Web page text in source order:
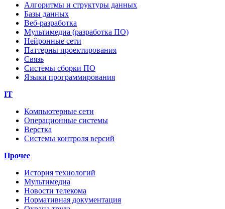
Алгоритмы и структуры данных
Базы данных
Веб-разработка
Мультимедиа (разработка ПО)
Нейронные сети
Паттерны проектирования
Связь
Системы сборки ПО
Языки программирования
IT
Компьютерные сети
Операционные системы
Верстка
Системы контроля версий
Прочее
История технологий
Мультимедиа
Новости телекома
Нормативная документация